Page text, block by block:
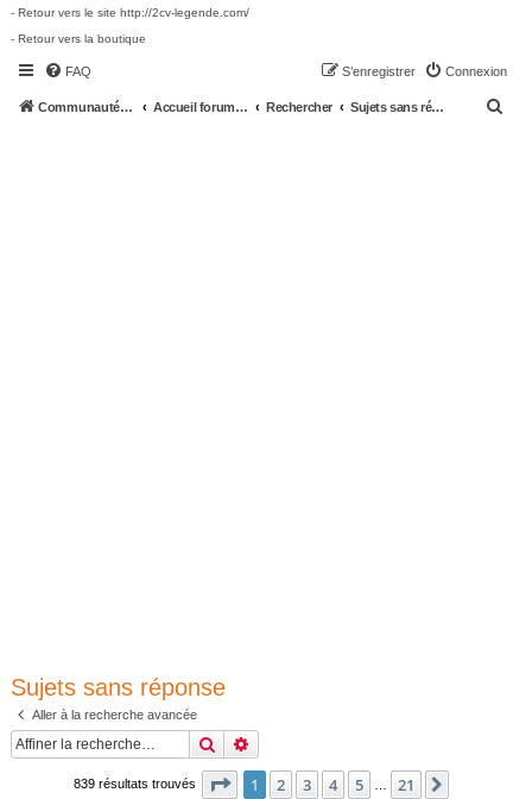
- Retour vers le site http://2cv-legende.com/
- Retour vers la boutique
FAQ Connexion
S’enregistrer
Communauté 2cv-legende.com Accueil forum 2cv-legende.com Rechercher Sujets sans réponse
Sujets sans réponse
Aller à la recherche avancée
Rechercher
839 résultats trouvés Page 1sur21
1 2 3 4 5 21